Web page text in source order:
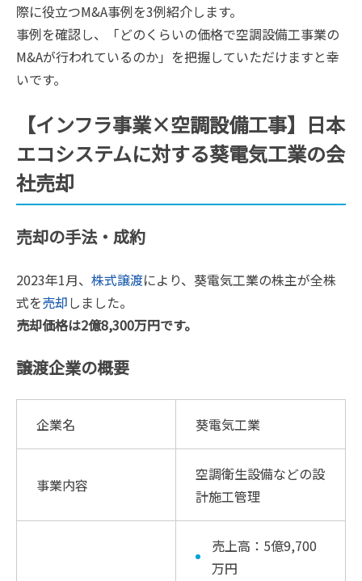
際に役立つM&A事例を3例紹介します。
事例を確認し、「どのくらいの価格で空調設備工事業の
M&Aが行われているのか」を把握していただけますと幸
いです。
【インフラ事業×空調設備工事】日本
エコシステムに対する葵電気工業の会
社売却
売却の手法・成約
2023年1月、 株式譲渡により、葵電気工業の株主が全株
式を売却しました。
売却価格は2億8,300万円です。
譲渡企業の概要
企業名 葵電気工業
事業内容
空調衛生設備などの設
計施工管理
売上高：5億9,700
万円